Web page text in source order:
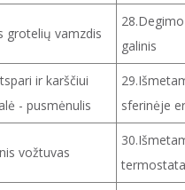
grotelių vamzdis
galinis
ir karščiui
- pusmėnulis
sferinėje
vožtuvas